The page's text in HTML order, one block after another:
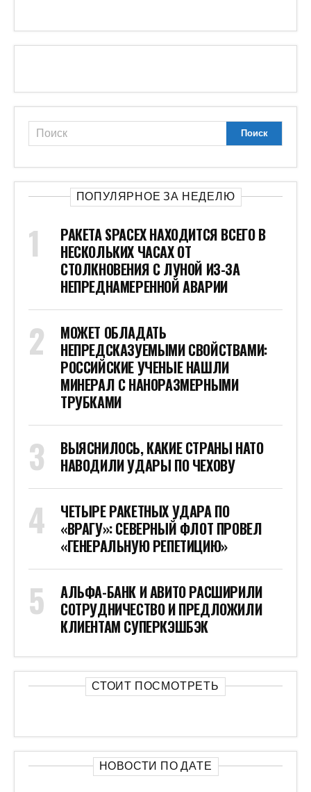
ПОПУЛЯРНОЕ ЗА НЕДЕЛЮ
РАКЕТА SPACEX НАХОДИТСЯ ВСЕГО В
НЕСКОЛЬКИХ ЧАСАХ ОТ
СТОЛКНОВЕНИЯ С ЛУНОЙ ИЗ-ЗА
НЕПРЕДНАМЕРЕННОЙ АВАРИИ
МОЖЕТ ОБЛАДАТЬ
НЕПРЕДСКАЗУЕМЫМИ СВОЙСТВАМИ:
РОССИЙСКИЕ УЧЕНЫЕ НАШЛИ
МИНЕРАЛ С НАНОРАЗМЕРНЫМИ
ТРУБКАМИ
ВЫЯСНИЛОСЬ, КАКИЕ СТРАНЫ НАТО
НАВОДИЛИ УДАРЫ ПО ЧЕХОВУ
ЧЕТЫРЕ РАКЕТНЫХ УДАРА ПО
«ВРАГУ»: СЕВЕРНЫЙ ФЛОТ ПРОВЕЛ
«ГЕНЕРАЛЬНУЮ РЕПЕТИЦИЮ»
АЛЬФА-БАНК И АВИТО РАСШИРИЛИ
СОТРУДНИЧЕСТВО И ПРЕДЛОЖИЛИ
КЛИЕНТАМ СУПЕРКЭШБЭК
СТОИТ ПОСМОТРЕТЬ
НОВОСТИ ПО ДАТЕ